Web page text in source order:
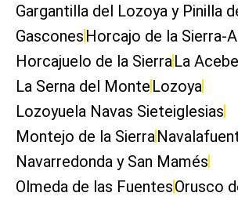
Gargantilla del Lozoya y Pinilla
Gascones Horcajo de la Sierra-
Horcajuelo de la Sierra La
La Serna del Monte Lozoya
Lozoyuela Navas Sieteiglesias
Montejo de la Sierra
Navarredonda y San Mamés
Olmeda de las FuentesOrusco